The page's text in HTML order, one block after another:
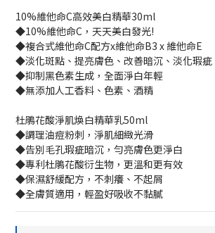
10%維他命C高效美白精華30ml
◆10%維他命C，天天美白發光!
◆複合式維他命C配方x維他命B3 x 維他命E
◆淡化斑點、提亮膚色、改善暗沉、淡化瑕疵
◆抑制黑色素生成，全面淨白年輕
◆無添加人工香料、色素、酒精
杜鵑花酸淨肌煥白精華乳50ml
◆調理油痘粉刺，淨肌細緻光滑
◆告別毛孔瑕疵暗沉，勻亮膚色更淨白
◆專利杜鵑花酸衍生物，更溫和更有效
◆保濕舒緩配方，不刺癢、不起屑
◆全膚質適用，輕盈好吸收不黏膩